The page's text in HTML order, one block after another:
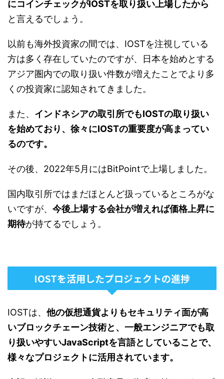
にコインチェックがIOSTを取り扱い上場したから
と言えるでしょう。
以前も海外投資家の間では、IOSTを注視している
方は多く存在していたのですが、日本を始めとする
アジア圏内での取り扱い件数が増えたことでより多
くの投資家に認知されてきました。
また、 インドネシアの取引所でもIOSTの取り扱い
を始めており、徐々にIOSTの重要度が高まってい
るのです。
その後、2022年5月にはBitPointで上場しました。
国内取引所ではまだほとんど扱っているところがな
いですが、 今後上場する会社が増えれば価格上昇に
期待が持てるでしょう。
IOSTを活用したプロジェクトの進捗
IOSTは、 他の仮想通貨よりもセキュリティ面が高
いブロックチェーン技術と、一般エンジニアでも取
り扱いやすいJavaScriptを言語としていることで、
様々なプロジェクトに活用されています。